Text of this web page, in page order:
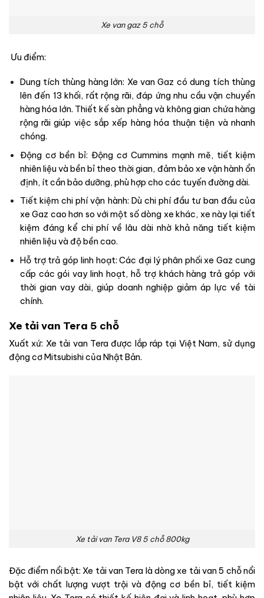
Xe van gaz 5 chỗ
Ưu điểm:
Dung tích thùng hàng lớn: Xe van Gaz có dung tích thùng
lên đến 13 khối, rất rộng rãi, đáp ứng nhu cầu vận chuyển
hàng hóa lớn. Thiết kế sàn phẳng và không gian chứa hàng
rộng rãi giúp việc sắp xếp hàng hóa thuận tiện và nhanh
chóng.
Động cơ bền bỉ: Động cơ Cummins mạnh mẽ, tiết kiệm
nhiên liệu và bền bỉ theo thời gian, đảm bảo xe vận hành ổn
định, ít cần bảo dưỡng, phù hợp cho các tuyến đường dài.
Tiết kiệm chi phí vận hành: Dù chi phí đầu tư ban đầu của
xe Gaz cao hơn so với một số dòng xe khác, xe này lại tiết
kiệm đáng kể chi phí về lâu dài nhờ khả năng tiết kiệm
nhiên liệu và độ bền cao.
Hỗ trợ trả góp linh hoạt: Các đại lý phân phối xe Gaz cung
cấp các gói vay linh hoạt, hỗ trợ khách hàng trả góp với
thời gian vay dài, giúp doanh nghiệp giảm áp lực về tài
chính.
Xe tải van Tera 5 chỗ
Xuất xứ: Xe tải van Tera được lắp ráp tại Việt Nam, sử dụng
động cơ Mitsubishi của Nhật Bản.
Xe tải van Tera V8 5 chỗ 800kg
Đặc điểm nổi bật: Xe tải van Tera là dòng xe tải van 5 chỗ nổi
bật với chất lượng vượt trội và động cơ bền bỉ, tiết kiệm